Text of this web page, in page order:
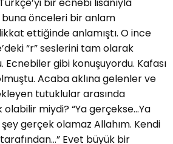
buna önceleri bir anlam
ettiğinde anlamıştı. O ince
“r” seslerini tam olarak
gibi konuşuyordu. Kafası
Acaba aklına gelenler ve
tutuklular arasında
miydi? “Ya gerçekse…Ya
gerçek olamaz Allahım. Kendi
Evet büyük bir